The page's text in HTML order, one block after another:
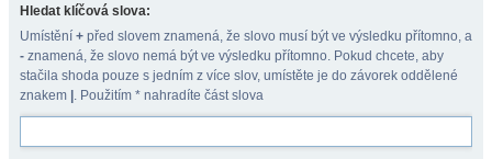
Hledat klíčová slova:
Umístění + před slovem znamená, že slovo musí být ve výsledku přítomno, a
- znamená, že slovo nemá být ve výsledku přítomno. Pokud chcete, aby
stačila shoda pouze s jedním z více slov, umístěte je do závorek oddělené
znakem . Použitím * nahradíte část slova